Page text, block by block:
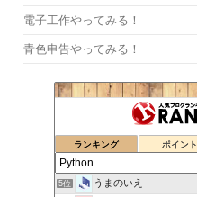
電子工作やってみる！
青色申告やってみる！
ランキング ポイント
5位 うまのいえ